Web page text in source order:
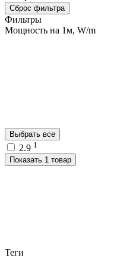
Сброс фильтра
Фильтры
Мощность на 1м, W/m
Выбрать все
2.9 1
Показать 1 товар
Теги